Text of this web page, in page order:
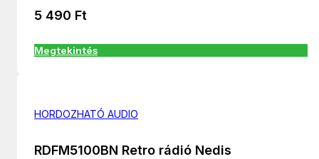
5 490 Ft
Megtekintés
HORDOZHATÓ AUDIO
RDFM5100BN Retro rádió Nedis